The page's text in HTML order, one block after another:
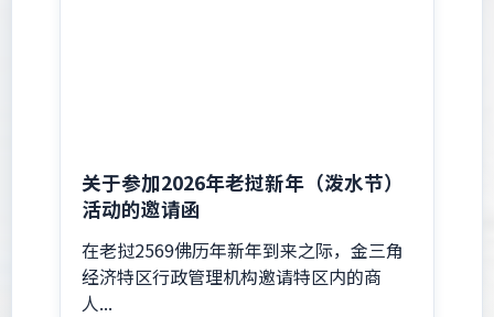
关于参加2026年老挝新年（泼水节）
活动的邀请函
在老挝2569佛历年新年到来之际，金三角
经济特区行政管理机构邀请特区内的商
人...